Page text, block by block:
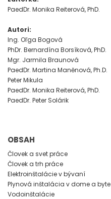
PaedDr. Monika Reiterová, PhD.
Autori:
Ing. Oľga Bogová
PhDr. Bernardína Borsíková, PhD.
Mgr. Jarmila Braunová
PaedDr. Martina Maněnová, Ph.D.
Peter Mikula
PaedDr. Monika Reiterová, PhD.
PaedDr. Peter Solárik
OBSAH
Človek a svet práce
Človek a trh práce
Elektroinštalácie v bývaní
Plynová inštalácia v dome a byte
Vodoinštalácie